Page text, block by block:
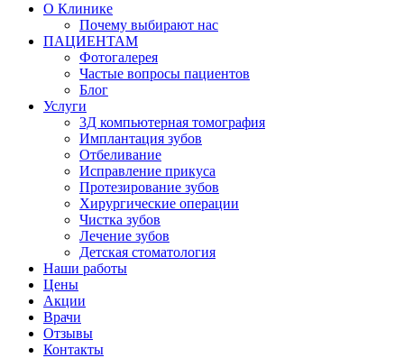
О Клинике
Почему выбирают нас
ПАЦИЕНТАМ
Фотогалерея
Частые вопросы пациентов
Блог
Услуги
3Д компьютерная томография
Имплантация зубов
Отбеливание
Исправление прикуса
Протезирование зубов
Хирургические операции
Чистка зубов
Лечение зубов
Детская стоматология
Наши работы
Цены
Акции
Врачи
Отзывы
Контакты